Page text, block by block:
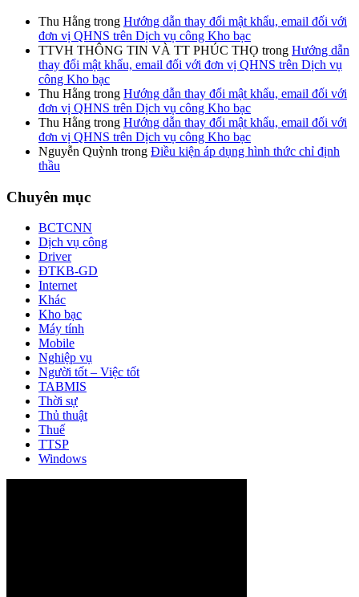
Thu Hằng trong Hướng dẫn thay đổi mật khẩu, email đối với
đơn vị QHNS trên Dịch vụ công Kho bạc
TTVH THÔNG TIN VÀ TT PHÚC THỌ trong Hướng dẫn
thay đổi mật khẩu, email đối với đơn vị QHNS trên Dịch vụ
công Kho bạc
Thu Hằng trong Hướng dẫn thay đổi mật khẩu, email đối với
đơn vị QHNS trên Dịch vụ công Kho bạc
Thu Hằng trong Hướng dẫn thay đổi mật khẩu, email đối với
đơn vị QHNS trên Dịch vụ công Kho bạc
Nguyễn Quỳnh trong Điều kiện áp dụng hình thức chỉ định
thầu
Chuyên mục
BCTCNN
Dịch vụ công
Driver
ĐTKB-GD
Internet
Khác
Kho bạc
Máy tính
Mobile
Nghiệp vụ
Người tốt – Việc tốt
TABMIS
Thời sự
Thủ thuật
Thuế
TTSP
Windows